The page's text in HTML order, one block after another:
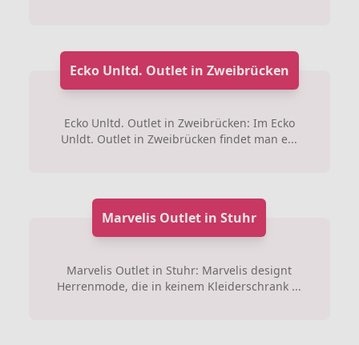
Ecko Unltd. Outlet in Zweibrücken
Ecko Unltd. Outlet in Zweibrücken: Im Ecko
Unldt. Outlet in Zweibrücken findet man e...
Marvelis Outlet in Stuhr
Marvelis Outlet in Stuhr: Marvelis designt
Herrenmode, die in keinem Kleiderschrank ...